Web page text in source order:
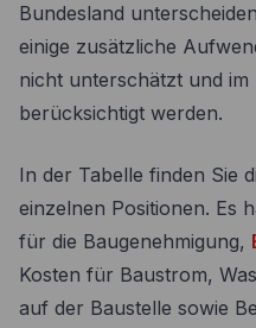
Bundesland
einige zusätzliche
nicht unterschätzt und
berücksichtigt werden.
In der Tabelle finden Sie
einzelnen Positionen. Es
für die Baugenehmigung,
Kosten für Baustrom,
auf der Baustelle sowie